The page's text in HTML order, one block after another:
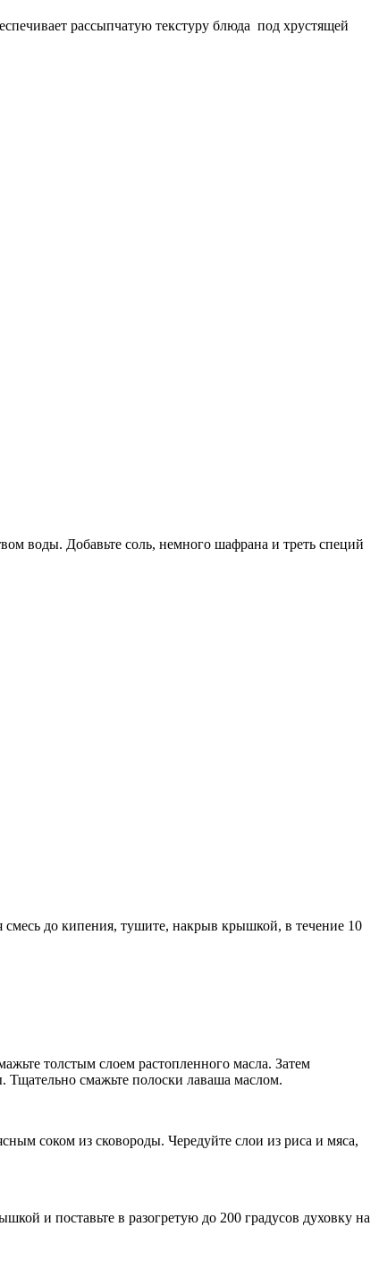
рассыпчатую текстуру блюда под хрустящей
воды. Добавьте соль, немного шафрана и треть специй
до кипения, тушите, накрыв крышкой, в течение 10
толстым слоем растопленного масла. Затем
Тщательно смажьте полоски лаваша маслом.
соком из сковороды. Чередуйте слои из риса и мяса,
и поставьте в разогретую до 200 градусов духовку на